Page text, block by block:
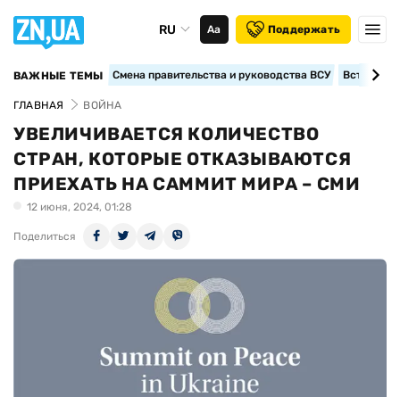
RU Аа Поддержать
ВАЖНЫЕ ТЕМЫ Смена правительства и руководства ВСУ
ГЛАВНАЯ ВОЙНА
УВЕЛИЧИВАЕТСЯ КОЛИЧЕСТВО
СТРАН, КОТОРЫЕ ОТКАЗЫВАЮТСЯ
ПРИЕХАТЬ НА САММИТ МИРА – СМИ
12 июня, 2024, 01:28
Поделиться